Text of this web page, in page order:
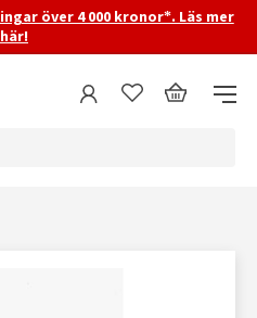
över 4 000 kronor*. Läs mer
här!